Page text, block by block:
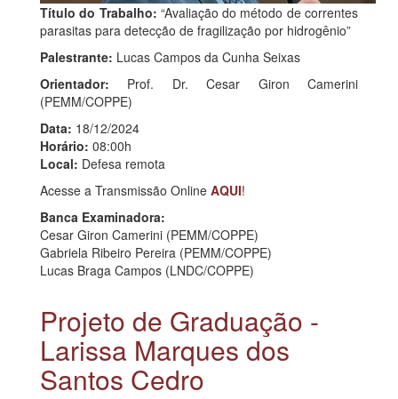
Título do Trabalho: “Avaliação do método de correntes
parasitas para detecção de fragilização por hidrogênio”
Palestrante: Lucas Campos da Cunha Seixas
Orientador: Prof. Dr. Cesar Giron Camerini
(PEMM/COPPE)
Data: 18/12/2024
Horário: 08:00h
Local: Defesa remota
Acesse a Transmissão Online AQUI!
Banca Examinadora:
Cesar Giron Camerini (PEMM/COPPE)
Gabriela Ribeiro Pereira (PEMM/COPPE)
Lucas Braga Campos (LNDC/COPPE)
Projeto de Graduação -
Larissa Marques dos
Santos Cedro